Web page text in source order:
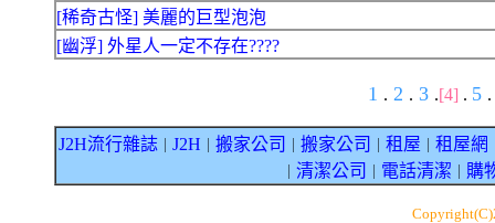
[稀奇古怪] 美麗的巨型泡泡
[幽浮] 外星人一定不存在????
1 . 2 . 3 .[4] . 5 .
J2H流行雜誌 J2H 搬家公司 搬家公司 租屋 租屋網
清潔公司 電話清潔 購